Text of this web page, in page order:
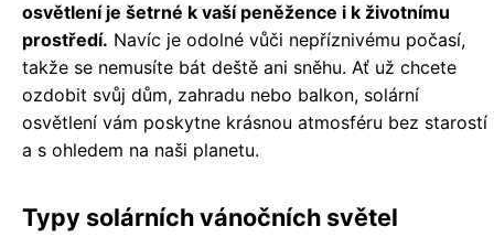
osvětlení je šetrné k vaší peněžence i k životnímu
prostředí. Navíc je odolné vůči nepříznivému počasí,
takže se nemusíte bát deště ani sněhu. Ať už chcete
ozdobit svůj dům, zahradu nebo balkon, solární
osvětlení vám poskytne krásnou atmosféru bez starostí
a s ohledem na naši planetu.
Typy solárních vánočních světel